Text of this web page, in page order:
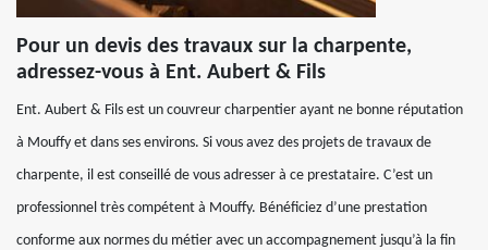
Pour un devis des travaux sur la charpente,
adressez-vous à Ent. Aubert & Fils
Ent. Aubert & Fils est un couvreur charpentier ayant ne bonne réputation
à Mouffy et dans ses environs. Si vous avez des projets de travaux de
charpente, il est conseillé de vous adresser à ce prestataire. C’est un
professionnel très compétent à Mouffy. Bénéficiez d’une prestation
conforme aux normes du métier avec un accompagnement jusqu’à la fin